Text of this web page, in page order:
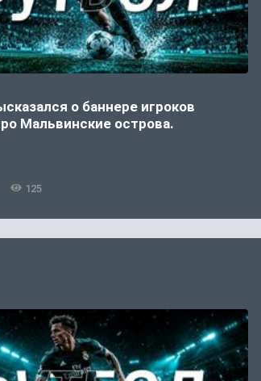
о баннере игроков
Мальвинские острова.
125